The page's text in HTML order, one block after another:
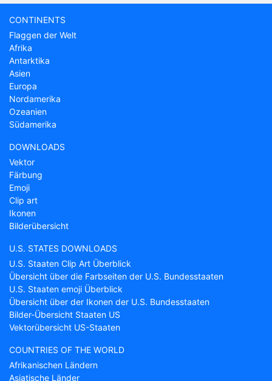
CONTINENTS
Flaggen der Welt
Afrika
Antarktika
Asien
Europa
Nordamerika
Ozeanien
Südamerika
DOWNLOADS
Vektor
Färbung
Emoji
Clip art
Ikonen
Bilderübersicht
U.S. STATES DOWNLOADS
U.S. Staaten Clip Art Überblick
Übersicht über die Farbseiten der U.S. Bundesstaaten
U.S. Staaten emoji Überblick
Übersicht über der Ikonen der U.S. Bundesstaaten
Bilder-Übersicht Staaten US
Vektorübersicht US-Staaten
COUNTRIES OF THE WORLD
Afrikanischen Ländern
Asiatische Länder